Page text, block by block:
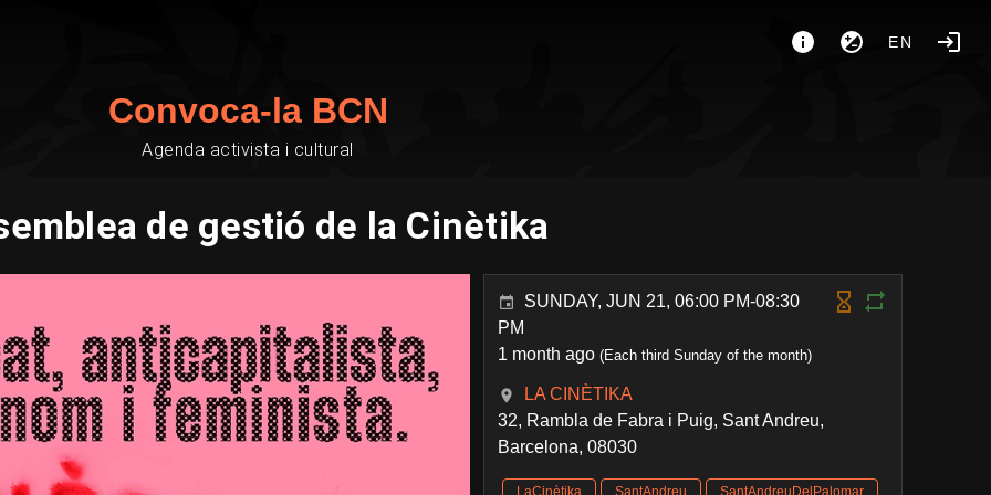
EN
Convoca-la BCN
Agenda activista i cultural
de gestió de la Cinètika
SUNDAY, JUN 21, 06:00 PM-08:30
PM
1 month ago (Each third Sunday of the month)
LA CINÈTIKA
32, Rambla de Fabra i Puig, Sant Andreu,
Barcelona, 08030
LaCinètika SantAndreu SantAndreuDelPalomar